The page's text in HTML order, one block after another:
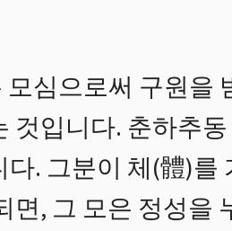
심으로써 구원을
것입니다. 춘하추
. 그분이 체(體)
면, 그 모은 정성을